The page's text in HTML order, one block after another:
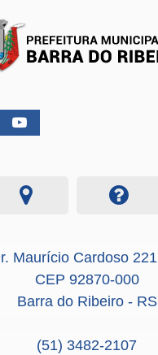
Maurício Cardoso 221
CEP 92870-000
Barra do Ribeiro - RS
(51) 3482-2107